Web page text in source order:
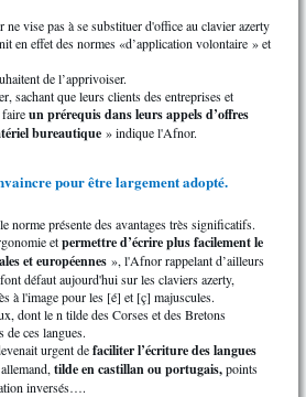
vise pas à se substituer d'office au clavier azerty
en effet des normes «d’application volontaire » et
de l’apprivoiser.
sachant que leurs clients des entreprises et
un prérequis dans leurs appels d’offres
bureautique » indique l'Afnor.
pour être largement adopté.
présente des avantages très significatifs.
etpermettre d’écrire plus facilement le
et européennes », l'Afnor rappelant d’ailleurs
défaut aujourd'hui sur les claviers azerty,
à l'image pour les [é] et [ç] majuscules.
dont le n tilde des Corses et des Bretons
de ces langues.
urgent defaciliter l’écriture des langues
tilde en castillan ou portugais,points
inversés….